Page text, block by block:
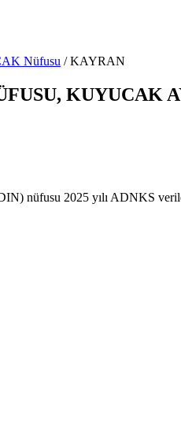
Nüfusu /KAYRAN
KUYUCAK
nüfusu 2025 yılı ADNKS